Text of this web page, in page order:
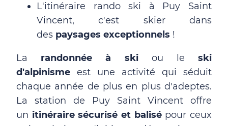
L'itinéraire rando ski à Puy Saint
Vincent, c'est skier dans
des paysages exceptionnels !
La randonnée à skiou leski
d'alpinisme est une activité qui séduit
chaque année de plus en plus d'adeptes.
La station de Puy Saint Vincent offre
un itinéraire sécurisé et balisépour ceux